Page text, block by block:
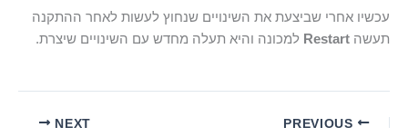
עכשיו אחרי שביצעת את השינויים שנחוץ לעשות לאחר ההתקנה
תעשה Restart למכונה והיא תעלה מחדש עם השינויים שיצרת.
NEXT